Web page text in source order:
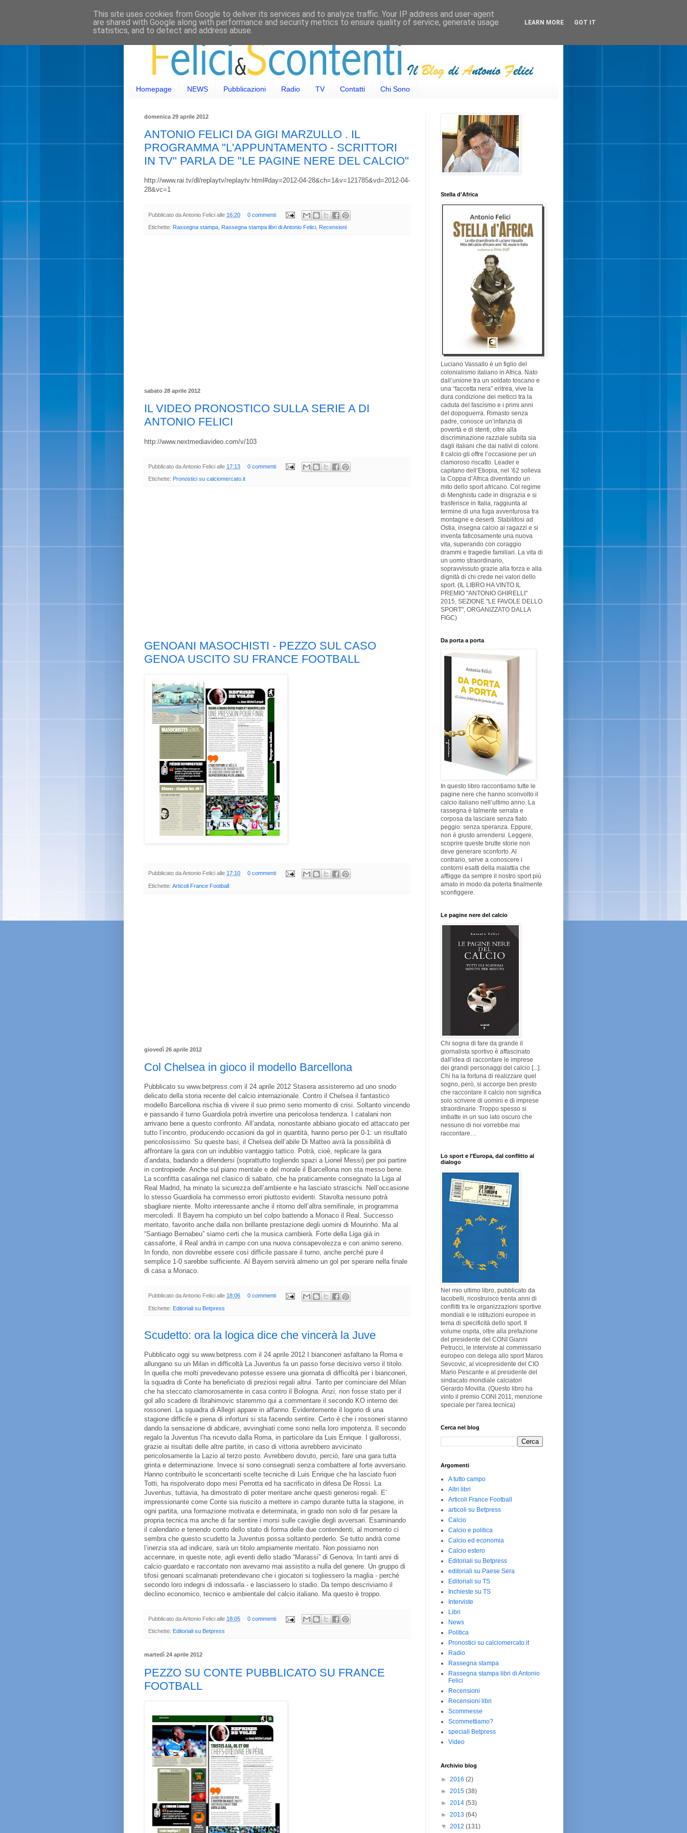
Homepage NEWS Pubblicazioni Radio TV Contatti Chi Sono
domenica 29 aprile 2012
ANTONIO FELICI DA GIGI MARZULLO . IL
PROGRAMMA "L'APPUNTAMENTO - SCRITTORI
IN TV" PARLA DE "LE PAGINE NERE DEL CALCIO"
http://www.rai.tv/dl/replaytv/replaytv.html#day=2012-04-28&ch=1&v=121785&vd=2012-04-
28&vc=1
Pubblicato daAntonio Felici alle 16:20 0 commenti
Etichette: Rassegna stampa Rassegna stampa libri di Antonio Felici Recensioni
sabato 28 aprile 2012
IL VIDEO PRONOSTICO SULLA SERIE A DI
ANTONIO FELICI
http://www.nextmediavideo.com/v/103
Pubblicato daAntonio Felici alle 17:13 0 commenti
Etichette: Pronostici su calciomercato.it
GENOANI MASOCHISTI - PEZZO SUL CASO
GENOA USCITO SU FRANCE FOOTBALL
Pubblicato daAntonio Felici alle 17:10 0 commenti
Etichette: Articoli France Football
giovedì 26 aprile 2012
Col Chelsea in gioco il modello Barcellona
Pubblicato su www.betpress.com il 24 aprile 2012 Stasera assisteremo ad uno snodo
delicato della storia recente del calcio internazionale. Contro il Chelsea il fantastico
modello Barcellona rischia di vivere il suo primo serio momento di crisi. Soltanto vincendo
e passando il turno Guardiola potrà invertire una pericolosa tendenza. I catalani non
arrivano bene a questo confronto. All’andata, nonostante abbiano giocato ed attaccato per
tutto l’incontro, producendo occasioni da gol in quantità, hanno perso per 0-1: un risultato
pericolosissimo. Su queste basi, il Chelsea dell’abile Di Matteo avrà la possibilità di
affrontare la gara con un indubbio vantaggio tattico. Potrà, cioè, replicare la gara
d’andata, badando a difendersi (soprattutto togliendo spazi a Lionel Messi) per poi partire
in contropiede. Anche sul piano mentale e del morale il Barcellona non sta messo bene.
La sconfitta casalinga nel clasico di sabato, che ha praticamente consegnato la Liga al
Real Madrid, ha minato la sicurezza dell’ambiente e ha lasciato strascichi. Nell’occasione
lo stesso Guardiola ha commesso errori piuttosto evidenti. Stavolta nessuno potrà
sbagliare niente. Molto interessante anche il ritorno dell’altra semifinale, in programma
mercoledì. Il Bayern ha compiuto un bel colpo battendo a Monaco il Real. Successo
meritato, favorito anche dalla non brillante prestazione degli uomini di Mourinho. Ma al
“Santiago Bernabeu” siamo certi che la musica cambierà. Forte della Liga già in
cassaforte, il Real andrà in campo con una nuova consapevolezza e con animo sereno.
In fondo, non dovrebbe essere così difficile passare il turno, anche perché pure il
semplice 1-0 sarebbe sufficiente. Al Bayern servirà almeno un gol per sperare nella finale
di casa a Monaco.
Pubblicato daAntonio Felici alle 18:06 0 commenti
Etichette: Editoriali su Betpress
Scudetto: ora la logica dice che vincerà la Juve
Pubblicato oggi su www.betpress.com il 24 aprile 2012 I bianconeri asfaltano la Roma e
allungano su un Milan in difficoltà La Juventus fa un passo forse decisivo verso il titolo.
In quella che molti prevedevano potesse essere una giornata di difficoltà per i bianconeri,
la squadra di Conte ha beneficiato di preziosi regali altrui. Tanto per cominciare del Milan
che ha steccato clamorosamente in casa contro il Bologna. Anzi, non fosse stato per il
gol allo scadere di Ibrahimovic staremmo qui a commentare il secondo KO interno dei
rossoneri. La squadra di Allegri appare in affanno. Evidentemente il logorio di una
stagione difficile e piena di infortuni si sta facendo sentire. Certo è che i rossoneri stanno
dando la sensazione di abdicare, avvinghiati come sono nella loro impotenza. Il secondo
regalo la Juventus l’ha ricevuto dalla Roma, in particolare da Luis Enrique. I giallorossi,
grazie ai risultati delle altre partite, in caso di vittoria avrebbero avvicinato
pericolosamente la Lazio al terzo posto. Avrebbero dovuto, perciò, fare una gara tutta
grinta e determinazione. Invece si sono consegnati senza combattere al forte avversario.
Hanno contribuito le sconcertanti scelte tecniche di Luis Enrique che ha lasciato fuori
Totti, ha rispolverato dopo mesi Perrotta ed ha sacrificato in difesa De Rossi. La
Juventus, tuttavia, ha dimostrato di poter meritare anche questi generosi regali. E’
impressionante come Conte sia riuscito a mettere in campo durante tutta la stagione, in
ogni partita, una formazione motivata e determinata, in grado non solo di far pesare la
propria tecnica ma anche di far sentire i morsi sulle caviglie degli avversari. Esaminando
il calendario e tenendo conto dello stato di forma delle due contendenti, al momento ci
sembra che questo scudetto la Juventus possa soltanto perderlo. Se tutto andrà come
l’inerzia sta ad indicare, sarà un titolo ampiamente meritato. Non possiamo non
accennare, in queste note, agli eventi dello stadio “Marassi” di Genova. In tanti anni di
calcio guardato e raccontato non avevamo mai assistito a nulla del genere. Un gruppo di
tifosi genoani scalmanati pretendevano che i giocatori si togliessero la maglia - perché
secondo loro indegni di indossarla - e lasciassero lo stadio. Da tempo descriviamo il
declino economico, tecnico e ambientale del calcio italiano. Ma questo è troppo.
Pubblicato daAntonio Felici alle 18:05 0 commenti
Etichette: Editoriali su Betpress
martedì 24 aprile 2012
PEZZO SU CONTE PUBBLICATO SU FRANCE
FOOTBALL
Stella d'Africa
Luciano Vassallo è un figlio del
colonialismo italiano in Africa. Nato
dall’unione tra un soldato toscano e
una “faccetta nera” eritrea, vive la
dura condizione dei meticci tra la
caduta del fascismo e i primi anni
del dopoguerra. Rimasto senza
padre, conosce un’infanzia di
povertà e di stenti, oltre alla
discriminazione razziale subita sia
dagli italiani che dai nativi di colore.
Il calcio gli offre l’occasione per un
clamoroso riscatto. Leader e
capitano dell’Etiopia, nel ’62 solleva
la Coppa d’Africa diventando un
mito dello sport africano. Col regime
di Menghistu cade in disgrazia e si
trasferisce in Italia, raggiunta al
termine di una fuga avventurosa tra
montagne e deserti. Stabilitosi ad
Ostia, insegna calcio ai ragazzi e si
inventa faticosamente una nuova
vita, superando con coraggio
drammi e tragedie familiari. La vita di
un uomo straordinario,
sopravvissuto grazie alla forza e alla
dignità di chi crede nei valori dello
sport. (IL LIBRO HA VINTO IL
PREMIO "ANTONIO GHIRELLI"
2015, SEZIONE "LE FAVOLE DELLO
SPORT", ORGANIZZATO DALLA
FIGC)
Da porta a porta
In questo libro raccontiamo tutte le
pagine nere che hanno sconvolto il
calcio italiano nell’ultimo anno. La
rassegna è talmente serrata e
corposa da lasciare senza fiato.
peggio: senza speranza. Eppure,
non è giusto arrendersi. Leggere,
scoprire queste brutte storie non
deve generare sconforto. Al
contrario, serve a conoscere i
contorni esatti della malattia che
affligge da sempre il nostro sport più
amato in modo da poterla finalmente
sconfiggere.
Le pagine nere del calcio
Chi sogna di fare da grande il
giornalista sportivo è affascinato
dall’idea di raccontare le imprese
dei grandi personaggi del calcio [...].
Chi ha la fortuna di realizzare quel
sogno, però, si accorge ben presto
che raccontare il calcio non significa
solo scrivere di uomini e di imprese
straordinarie. Troppo spesso si
imbatte in un suo lato oscuro che
nessuno di noi vorrebbe mai
raccontare…
Lo sport e l'Europa, dal conflitto al
dialogo
Nel mio ultimo libro, pubblicato da
Iacobelli, ricostruisco trenta anni di
conflitti tra le organizzazioni sportive
mondiali e le istituzioni europee in
tema di specificità dello sport. Il
volume ospita, oltre alla prefazione
del presidente del CONI Gianni
Petrucci, le interviste al commissario
europeo con delega allo sport Maros
Sevcovic, al vicepresidente del CIO
Mario Pescante e al presidente del
sindacato mondiale calciatori
Gerardo Movilla. (Questo libro ha
vinto il premio CONI 2011, menzione
speciale per l'area tecnica)
Cerca nel blog
Argomenti
A tutto campo
Altri libri
Articoli France Football
articoli su Betpress
Calcio
Calcio e politica
Calcio ed economia
Calcio estero
Editoriali su Betpress
editoriali su Paese Sera
Editoriali su TS
Inchieste su TS
Interviste
Libri
News
Politica
Pronostici su calciomercato.it
Radio
Rassegna stampa
Rassegna stampa libri di Antonio
Felici
Recensioni
Recensioni libri
Scommesse
Scommettiamo?
speciali Betpress
Video
Archivio blog
► 2016 (2)
► 2015 (38)
► 2014 (53)
► 2013 (64)
▼ 2012 (131)
This site uses cookies from Google to deliver its services and to analyze traffic. Your IP address and user-agent
are shared with Google along with performance and security metrics to ensure quality of service, generate usage
statistics, and to detect and address abuse.
LEARN MORE GOT IT